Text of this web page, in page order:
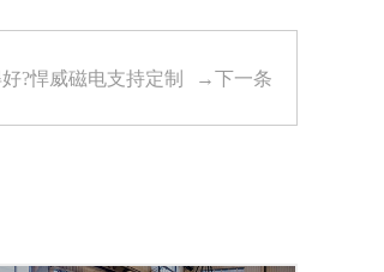
→下一条
?悍威磁电支持定制